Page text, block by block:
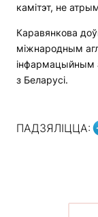
камітэт, не
Каравянкова
міжнародным
інфармацыйным
з Беларусі.
ПАДЗЯЛІЦЦА: